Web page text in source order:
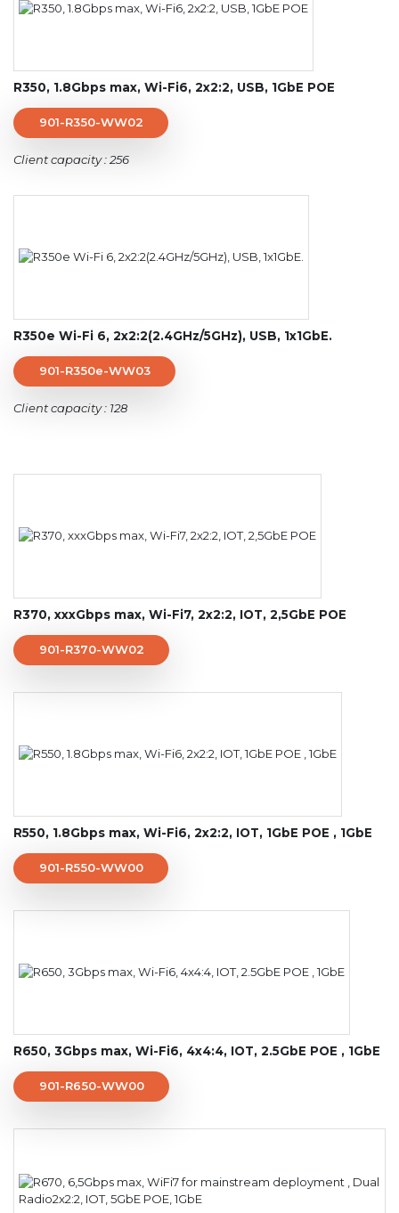
R350, 1.8Gbps max, Wi-Fi6, 2x2:2, USB, 1GbE POE
901-R350-WW02
Client capacity : 256
R350e Wi-Fi 6, 2x2:2(2.4GHz/5GHz), USB, 1x1GbE.
901-R350e-WW03
Client capacity : 128
R370, xxxGbps max, Wi-Fi7, 2x2:2, IOT, 2,5GbE POE
901-R370-WW02
R550, 1.8Gbps max, Wi-Fi6, 2x2:2, IOT, 1GbE POE , 1GbE
901-R550-WW00
R650, 3Gbps max, Wi-Fi6, 4x4:4, IOT, 2.5GbE POE , 1GbE
901-R650-WW00